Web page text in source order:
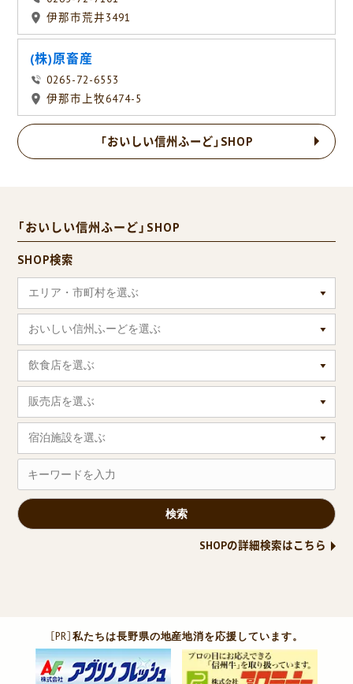
伊那市荒井3491
(株)原畜産
0265-72-6553
伊那市上牧6474-5
「おいしい信州ふーど」SHOP
「おいしい信州ふーど」SHOP
SHOP検索
エリア・市町村を選ぶ
おいしい信州ふーどを選ぶ
飲食店を選ぶ
販売店を選ぶ
宿泊施設を選ぶ
SHOPの詳細検索はこちら
［PR］私たちは長野県の地産地消を応援しています。